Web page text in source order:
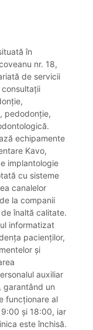
în
nr. 18,
de servicii
pedodonție,
echipamente
Kavo,
implantologie
cu sisteme
canalelor
la companii
înaltă calitate.
informatizat
pacienților,
și
auxiliar
garantând un
funcționare al
și 18:00, iar
este închisă.